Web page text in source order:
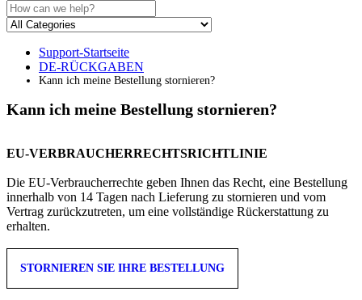
Support-Startseite
DE-RÜCKGABEN
Kann ich meine Bestellung stornieren?
Kann ich meine Bestellung stornieren?
EU-VERBRAUCHERRECHTSRICHTLINIE
Die EU-Verbraucherrechte geben Ihnen das Recht, eine Bestellung
innerhalb von 14 Tagen nach Lieferung zu stornieren und vom
Vertrag zurückzutreten, um eine vollständige Rückerstattung zu
erhalten.
STORNIEREN SIE IHRE BESTELLUNG